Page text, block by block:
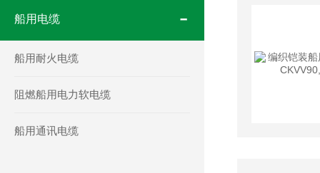
船用电缆
船用耐火电缆
阻燃船用电力软电缆
船用通讯电缆